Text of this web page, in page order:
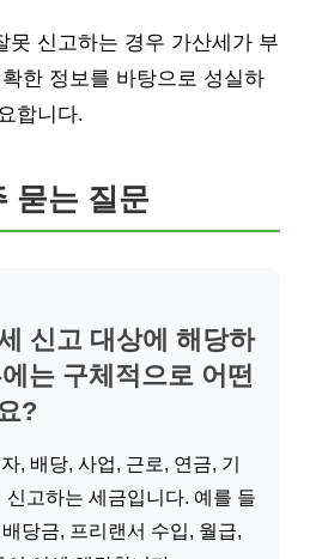
못 신고하는 경우 가산세가 부
한 정보를 바탕으로 성실하
합니다.
묻는 질문
신고 대상에 해당하
는 구체적으로 어떤
?
, 배당, 사업, 근로, 연금, 기
신고하는 세금입니다. 예를 들
당금, 프리랜서 수입, 월급,